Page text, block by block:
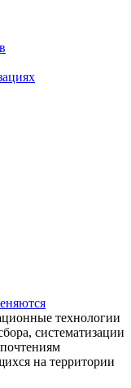
технологии
систематизации
на территории